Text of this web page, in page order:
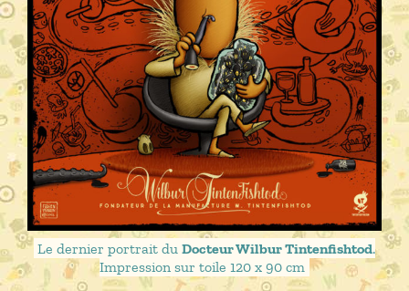
Le dernier portrait duDocteur Wilbur Tintenfishtod.
Impression sur toile 120 x 90 cm